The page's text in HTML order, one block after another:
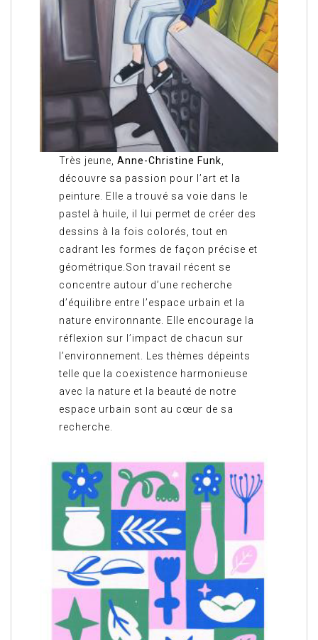
Très jeune, Anne-Christine Funk
découvre sa passion pour l’art et la
peinture. Elle a trouvé sa voie dans le
pastel à huile, il lui permet de créer des
dessins à la fois colorés, tout en
cadrant les formes de façon précise et
géométrique.Son travail récent se
concentre autour d’une recherche
d’équilibre entre l’espace urbain et la
nature environnante. Elle encourage la
réflexion sur l’impact de chacun sur
l’environnement. Les thèmes dépeints
telle que la coexistence harmonieuse
avec la nature et la beauté de notre
espace urbain sont au cœur de sa
recherche.